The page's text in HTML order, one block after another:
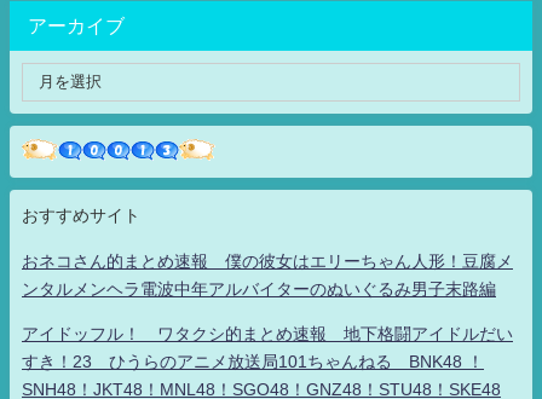
アーカイブ
おすすめサイト
おネコさん的まとめ速報 僕の彼女はエリーちゃん人形！豆腐メ
ンタルメンヘラ電波中年アルバイターのぬいぐるみ男子末路編
アイドッフル！ ワタクシ的まとめ速報 地下格闘アイドルだい
すき！23 ひうらのアニメ放送局101ちゃんねる BNK48 ！
SNH48！JKT48！MNL48！SGO48！GNZ48！STU48！SKE48